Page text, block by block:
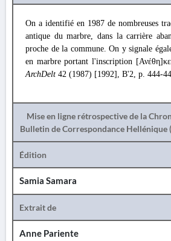
On a identifié en 1987 de nombreuses
antique du marbre, dans la carrière
proche de la commune. On y signale
en marbre portant l'inscription
ArchDelt 42 (1987) [1992], B'2, p. 444-
Mise en ligne rétrospective de la
Bulletin de Correspondance Hellénique
Édition
Samia Samara
Extrait de
Anne Pariente